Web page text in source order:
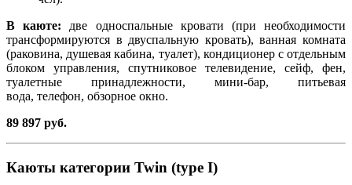
В каюте: две односпальные кровати (при необходимости
трансформируются в двуспальную кровать), ванная комната
(раковина, душевая кабина, туалет), кондиционер с отдельным
блоком управления, спутниковое телевидение, сейф, фен,
туалетные принадлежности, мини-бар, питьевая
вода, телефон, обзорное окно.
89 897 руб.
Каюты категории Twin (type I)